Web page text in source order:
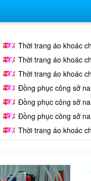
Thời trang áo khoác
Thời trang áo khoác
Thời trang áo khoác
Đồng phục công sở
Đồng phục công sở
Đồng phục công sở
Thời trang áo khoác